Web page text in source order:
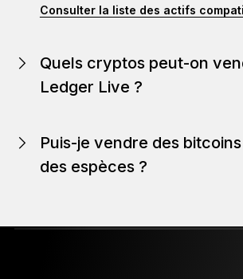
Consulter la liste des actifs
Quels cryptos peut-on
Ledger Live ?
Puis-je vendre des
des espèces ?